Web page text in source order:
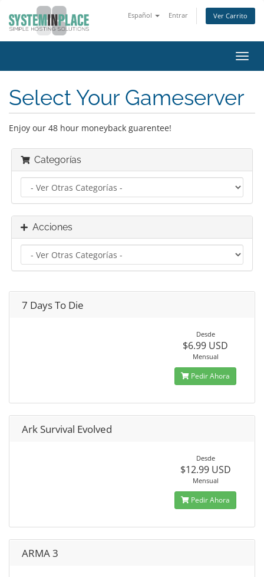
Español Entrar Ver Carrito
Select Your Gameserver
Enjoy our 48 hour moneyback guarentee!
Categorías
Acciones
7 Days To Die
Desde
$6.99 USD
Mensual
Pedir Ahora
Ark Survival Evolved
Desde
$12.99 USD
Mensual
Pedir Ahora
ARMA 3